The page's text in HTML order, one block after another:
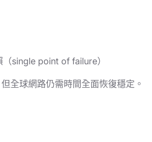
single point of failure）
全球網路仍需時間全面恢復穩定。